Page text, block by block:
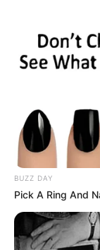
BUZZ DAY
Pick A Ring And